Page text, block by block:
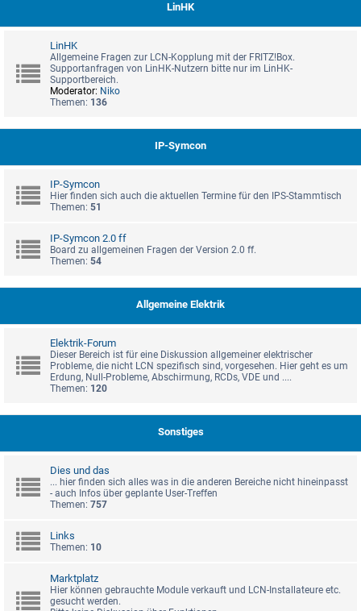
LinHK
LinHK
Allgemeine Fragen zur LCN-Kopplung mit der FRITZ!Box.
Supportanfragen von LinHK-Nutzern bitte nur im LinHK-
Supportbereich.
Moderator: Niko
Themen: 136
IP-Symcon
IP-Symcon
Hier finden sich auch die aktuellen Termine für den IPS-Stammtisch
Themen: 51
IP-Symcon 2.0 ff
Board zu allgemeinen Fragen der Version 2.0 ff.
Themen: 54
Allgemeine Elektrik
Elektrik-Forum
Dieser Bereich ist für eine Diskussion allgemeiner elektrischer
Probleme, die nicht LCN spezifisch sind, vorgesehen. Hier geht es um
Erdung, Null-Probleme, Abschirmung, RCDs, VDE und ....
Themen: 120
Sonstiges
Dies und das
... hier finden sich alles was in die anderen Bereiche nicht hineinpasst
- auch Infos über geplante User-Treffen
Themen: 757
Links
Themen: 10
Marktplatz
Hier können gebrauchte Module verkauft und LCN-Installateure etc.
gesucht werden.